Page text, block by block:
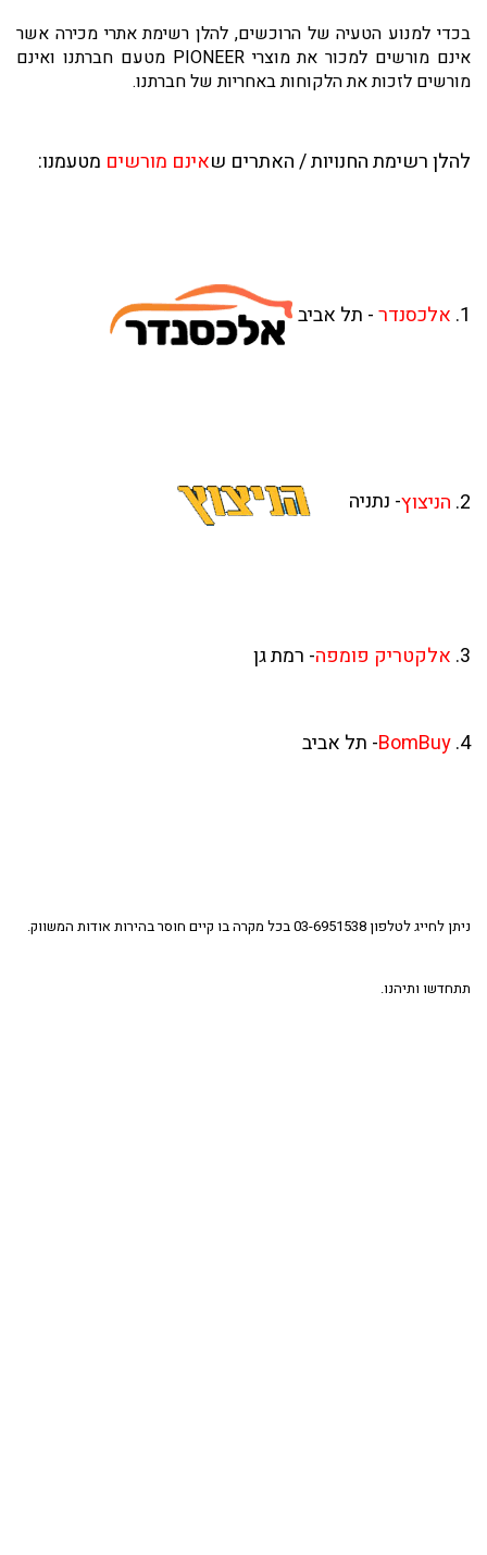
בכדי למנוע הטעיה של הרוכשים, להלן רשימת אתרי מכירה אשר
אינם מורשים למכור את מוצרי PIONEER מטעם חברתנו ואינם
מורשים לזכות את הלקוחות באחריות של חברתנו.
להלן רשימת החנויות / האתרים שאינם מורשים מטעמנו:
1. אלכסנדר- תל אביב
2. הניצוץ- נתניה
3. אלקטריק פומפה- רמת גן
4.
BomBuy- תל אביב
ניתן לחייג לטלפון 03-6951538 בכל מקרה בו קיים חוסר בהירות אודות המשווק.
תתחדשו ותיהנו.